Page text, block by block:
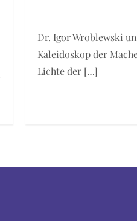
Dr. Igor Wroblewski
Kaleidoskop der
Lichte der […]